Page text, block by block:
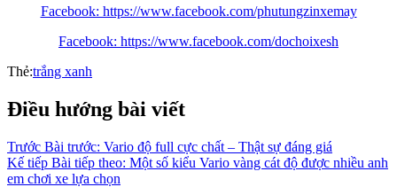
Facebook: https://www.facebook.com/phutungzinxemay
Facebook: https://www.facebook.com/dochoixesh
Thẻ:trắng xanh
Điều hướng bài viết
Trước Bài trước: Vario độ full cực chất – Thật sự đáng giá
Kế tiếp Bài tiếp theo: Một số kiểu Vario vàng cát độ được nhiều anh
em chơi xe lựa chọn